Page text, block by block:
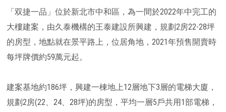
「双捷一品」位於新北市中和區，為一間於2022年中完工的
大樓建案，由久泰機構的王泰建設所興建，規劃2房22-28坪
的房型，地點就在景平路上，位居角地，2021年預售開賣時
每坪牌價約59萬元起。
建案基地約186坪，興建一棟地上12層地下3層的電梯大廈，
規劃2房(22、24、28坪)的房型，平均一層5戶共用1部電梯，